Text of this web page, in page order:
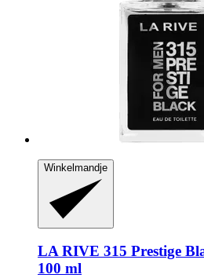
Winkelmandje
LA RIVE 315 Prestige
100 ml